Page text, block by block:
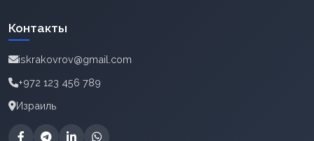
Контакты
iskrakovrov@gmail.com
+972 123 456 789
Израиль